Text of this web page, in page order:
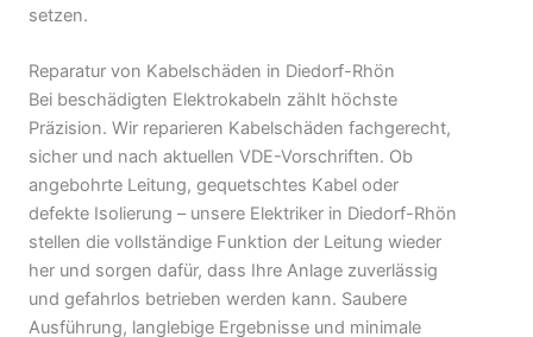
setzen.
Reparatur von Kabelschäden in Diedorf-Rhön
Bei beschädigten Elektrokabeln zählt höchste
Präzision. Wir reparieren Kabelschäden fachgerecht,
sicher und nach aktuellen VDE-Vorschriften. Ob
angebohrte Leitung, gequetschtes Kabel oder
defekte Isolierung – unsere Elektriker in Diedorf-Rhön
stellen die vollständige Funktion der Leitung wieder
her und sorgen dafür, dass Ihre Anlage zuverlässig
und gefahrlos betrieben werden kann. Saubere
Ausführung, langlebige Ergebnisse und minimale